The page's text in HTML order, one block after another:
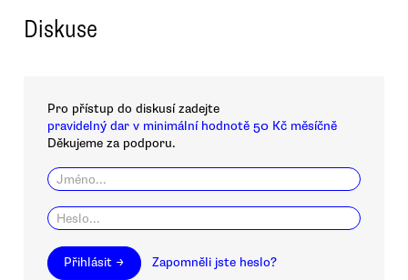
Diskuse
Pro přístup do diskusí zadejte
pravidelný dar v minimální hodnotě 50 Kč měsíčně
Děkujeme za podporu.
Přihlásit → Zapomněli jste heslo?